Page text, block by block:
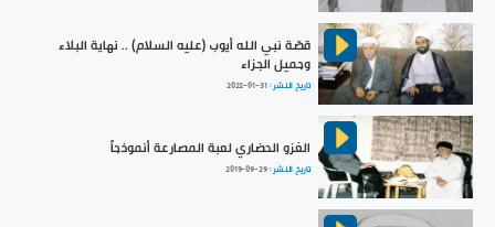
قصّة نبي الله أيوب (عليه السلام) .. نهاية البلاء
وجميل الجزاء
تاريخ النشر :2022-01-31
الغزو الحضاري لعبة المصارعة أنموذجاً
تاريخ النشر :2019-09-29